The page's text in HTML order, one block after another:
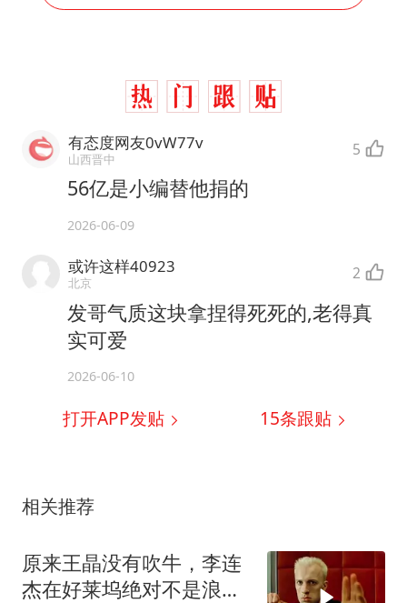
有态度网友0vW77v
山西晋中 5
56亿是小编替他捐的
2026-06-09
或许这样40923
北京 2
发哥气质这块拿捏得死死的,老得真
实可爱
2026-06-10
打开APP发贴 15条跟贴
相关推荐
原来王晶没有吹牛，李连
杰在好莱坞绝对不是浪得